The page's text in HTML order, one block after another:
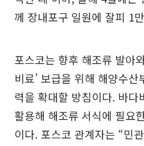
께 장내포구 일원에 잘피 1
포스코는 향후 해조류 발아
비료’ 보급을 위해 해양수
력을 확대할 방침이다. 바다
활용해 해조류 서식에 필요
이다. 포스코 관계자는 “민